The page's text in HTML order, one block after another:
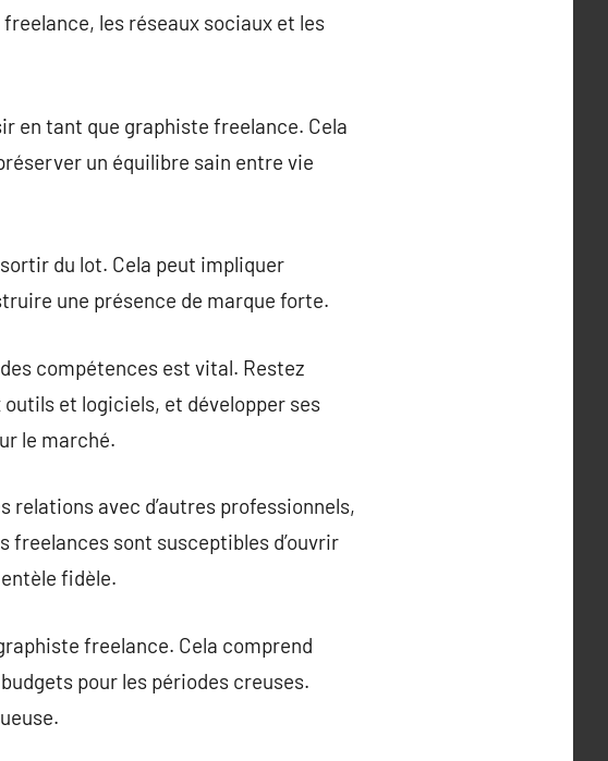
les réseaux sociaux et les
en tant que graphiste freelance. Cela
un équilibre sain entre vie
du lot. Cela peut impliquer
une présence de marque forte.
compétences est vital. Restez
outils et logiciels, et développer ses
le marché.
avec d’autres professionnels,
freelances sont susceptibles d’ouvrir
fidèle.
freelance. Cela comprend
pour les périodes creuses.